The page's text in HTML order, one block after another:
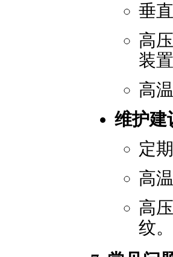
垂
高
装
高
维护建
定
高
高
纹。